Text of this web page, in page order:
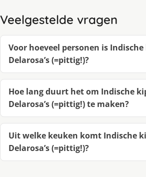
Veelgestelde vragen
Voor hoeveel personen is Indische
Delarosa’s (=pittig!)?
Hoe lang duurt het om Indische
Delarosa’s (=pittig!) te maken?
Uit welke keuken komt Indische
Delarosa’s (=pittig!)?